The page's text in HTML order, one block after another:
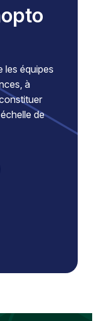
les équipes
à
de